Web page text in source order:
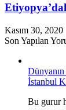
Kasım 30, 2020
Son Yapılan
İstanbul
Bu gurur